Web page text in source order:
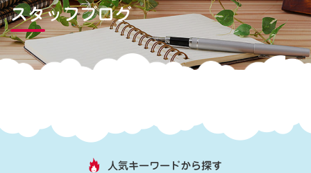
スタッフブログ
人気キーワードから探す